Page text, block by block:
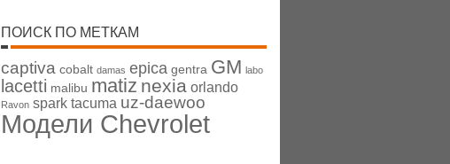
ПОИСК ПО МЕТКАМ
captiva cobalt damas epica gentra GM labo
lacetti malibu matiz nexia orlando
Ravon spark tacuma uz-daewoo
Модели Chevrolet